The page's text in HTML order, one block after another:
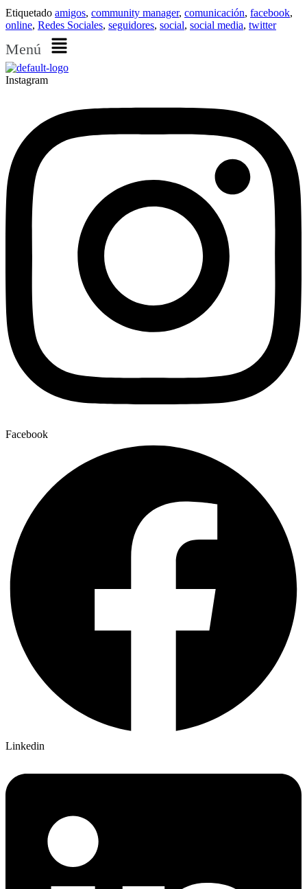
Etiquetado amigos, community manager, comunicación, facebook,
online, Redes Sociales, seguidores, social, social media, twitter
Menú
Instagram
Facebook
Linkedin